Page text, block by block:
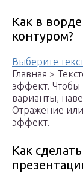
Как в
контуром?
Выберите
Главная >
эффект. Чтобы
варианты,
Отражение
эффект.
Как